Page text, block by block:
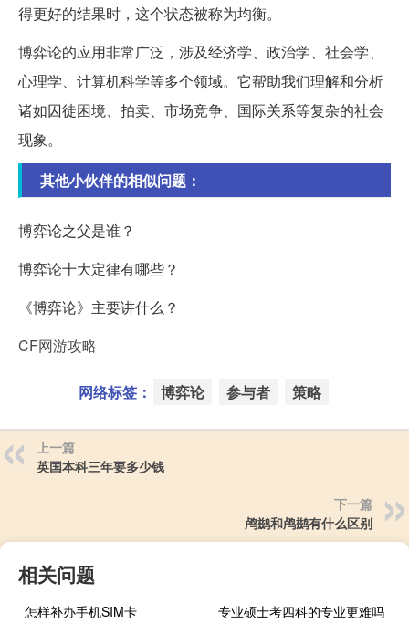
得更好的结果时，这个状态被称为均衡。
博弈论的应用非常广泛，涉及经济学、政治学、社会学、
心理学、计算机科学等多个领域。它帮助我们理解和分析
诸如囚徒困境、拍卖、市场竞争、国际关系等复杂的社会
现象。
其他小伙伴的相似问题：
博弈论之父是谁？
博弈论十大定律有哪些？
《博弈论》主要讲什么？
CF网游攻略
网络标签： 博弈论 参与者 策略
上一篇
英国本科三年要多少钱
下一篇
鸬鹚和鸬鹚有什么区别
相关问题
怎样补办手机SIM卡
专业硕士考四科的专业更难吗